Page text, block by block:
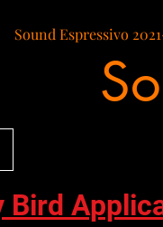
Sound Espressivo
Bird